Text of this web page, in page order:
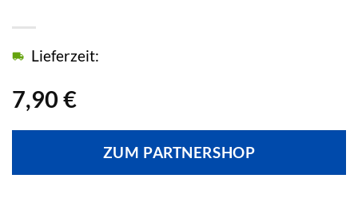
7,90 €
Lieferzeit:
ZUM PARTNERSHOP